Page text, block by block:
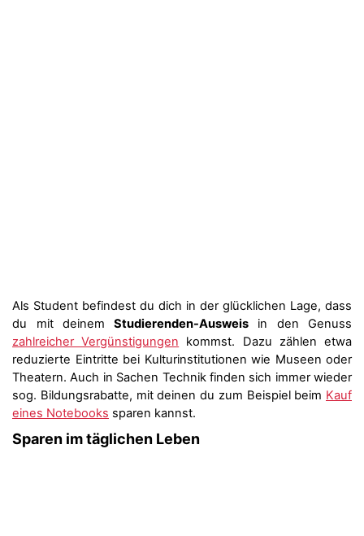
Als Student befindest du dich in der glücklichen Lage, dass
du mit deinem Studierenden-Ausweisin den Genuss
zahlreicher Vergünstigungen kommst. Dazu zählen etwa
reduzierte Eintritte bei Kulturinstitutionen wie Museen oder
Theatern. Auch in Sachen Technik finden sich immer wieder
sog. Bildungsrabatte, mit deinen du zum Beispiel beim Kauf
eines Notebooks sparen kannst.
Sparen im täglichen Leben